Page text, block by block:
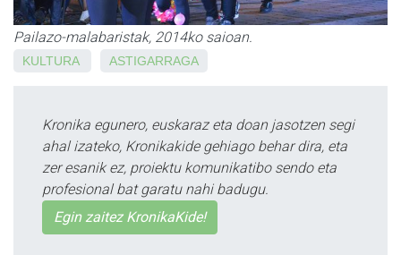
Pailazo-malabaristak, 2014ko saioan.
KULTURA ASTIGARRAGA
Kronika egunero, euskaraz eta doan jasotzen segi
ahal izateko, Kronikakide gehiago behar dira, eta
zer esanik ez, proiektu komunikatibo sendo eta
profesional bat garatu nahi badugu.
Egin zaitez KronikaKide!